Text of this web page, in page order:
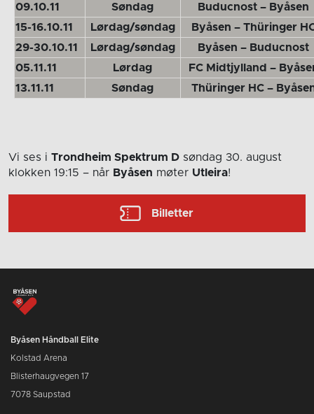
09.10.11
Søndag
Buducnost – Byåsen
15-16.10.11
Lørdag/søndag
Byåsen – Thüringer
29-30.10.11
Lørdag/søndag
Byåsen – Buducnost
05.11.11
Lørdag
FC Midtjylland –
13.11.11
Søndag Thüringer HC –
Vi ses i Trondheim Spektrum D søndag 30. august
klokken 19:15 – når Byåsen møter Utleira!
Billetter
Byåsen Håndball Elite
Kolstad Arena
Blisterhaugvegen 17
7078 Saupstad